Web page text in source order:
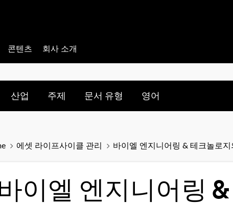
콘텐츠 회사 소개
산업 주제 문서 유형 영어
에셋 라이프사이클 관리 바이엘 엔지니어링 & 테크놀로지
이엘 엔지니어링